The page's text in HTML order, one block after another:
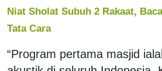
Niat Sholat Subuh 2 Rakaat,
Tata Cara
“Program pertama masjid